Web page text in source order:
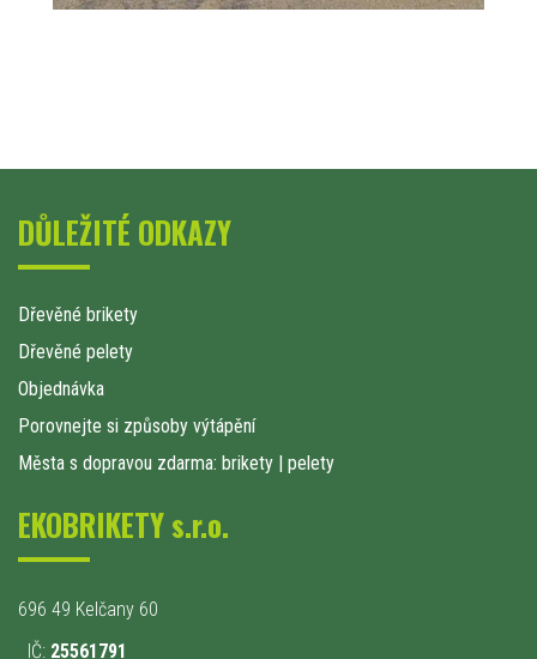
DŮLEŽITÉ ODKAZY
Dřevěné brikety
Dřevěné pelety
Objednávka
Porovnejte si způsoby výtápění
Města s dopravou zdarma: brikety | pelety
EKOBRIKETY s.r.o.
696 49 Kelčany 60
IČ: 25561791